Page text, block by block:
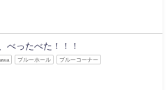
べったべた！！！
ブルーホール ブルーコーナー